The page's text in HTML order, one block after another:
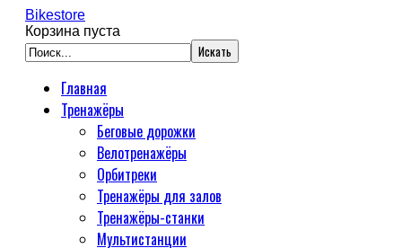
Bikestore
Корзина пуста
Главная
Тренажёры
Беговые дорожки
Велотренажёры
Орбитреки
Тренажёры для залов
Тренажёры-станки
Мультистанции